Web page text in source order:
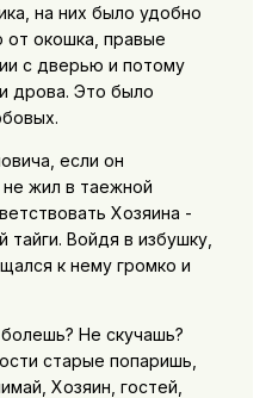
на них было удобно
от окошка, правые
с дверью и потому
дрова. Это было
если он
жил в таежной
Хозяина -
тайги. Войдя в избушку,
к нему громко и
Не скучашь?
старые попаришь,
Хозяин, гостей,